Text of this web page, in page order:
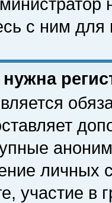
с ним для
личных
участие в